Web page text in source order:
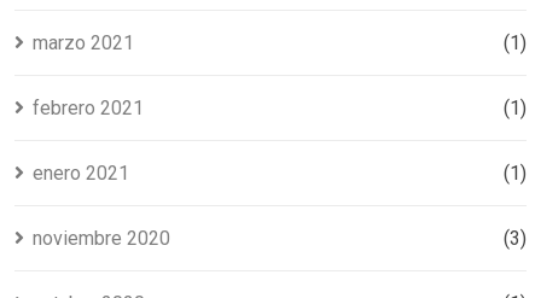
marzo 2021 (1)
febrero 2021 (1)
enero 2021 (1)
noviembre 2020 (3)